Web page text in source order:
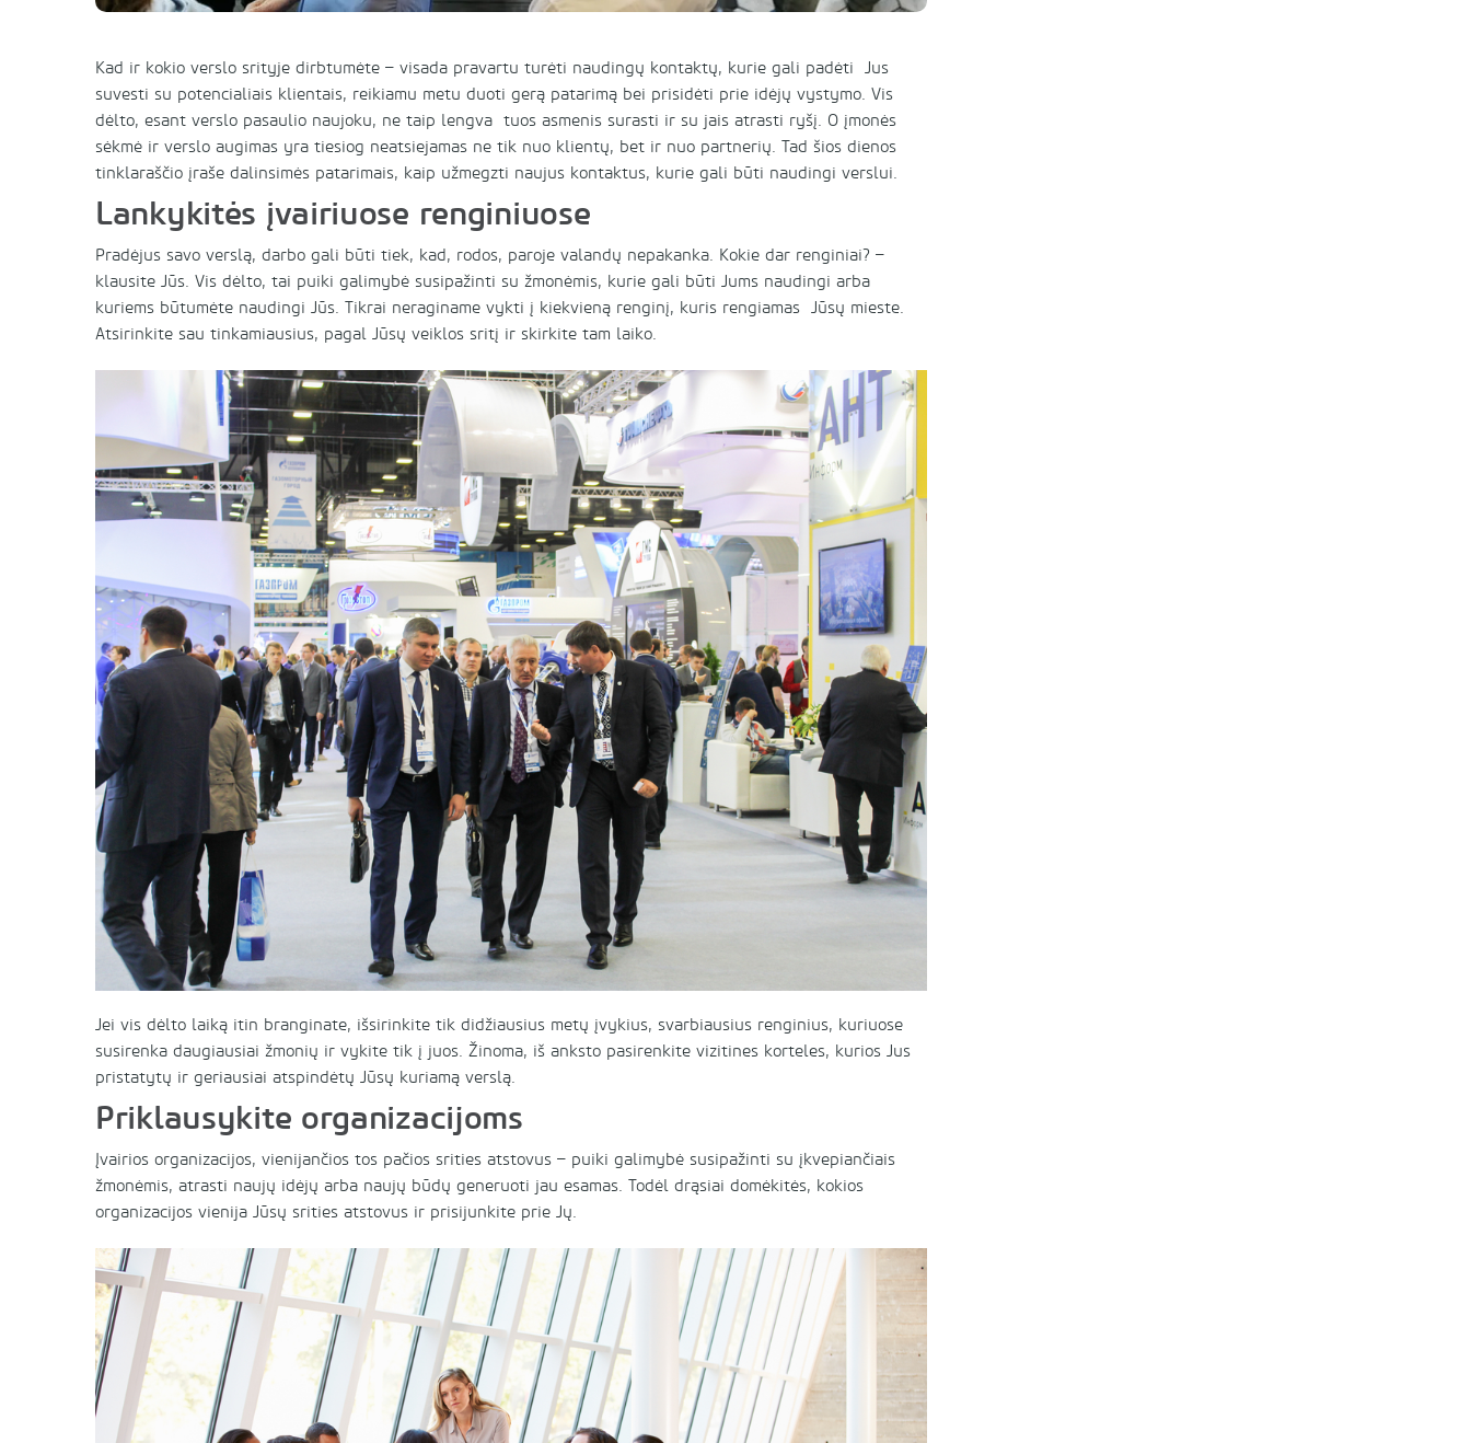
Kad ir kokio verslo srityje dirbtumėte – visada pravartu turėti naudingų kontaktų, kurie gali padėti Jus
suvesti su potencialiais klientais, reikiamu metu duoti gerą patarimą bei prisidėti prie idėjų vystymo. Vis
dėlto, esant verslo pasaulio naujoku, ne taip lengva tuos asmenis surasti ir su jais atrasti ryšį. O įmonės
sėkmė ir verslo augimas yra tiesiog neatsiejamas ne tik nuo klientų, bet ir nuo partnerių. Tad šios dienos
tinklaraščio įraše dalinsimės patarimais, kaip užmegzti naujus kontaktus, kurie gali būti naudingi verslui.
Lankykitės įvairiuose renginiuose
Pradėjus savo verslą, darbo gali būti tiek, kad, rodos, paroje valandų nepakanka. Kokie dar renginiai? –
klausite Jūs. Vis dėlto, tai puiki galimybė susipažinti su žmonėmis, kurie gali būti Jums naudingi arba
kuriems būtumėte naudingi Jūs. Tikrai neraginame vykti į kiekvieną renginį, kuris rengiamas Jūsų mieste.
Atsirinkite sau tinkamiausius, pagal Jūsų veiklos sritį ir skirkite tam laiko.
Jei vis dėlto laiką itin branginate, išsirinkite tik didžiausius metų įvykius, svarbiausius renginius, kuriuose
susirenka daugiausiai žmonių ir vykite tik į juos. Žinoma, iš anksto pasirenkite vizitines korteles, kurios Jus
pristatytų ir geriausiai atspindėtų Jūsų kuriamą verslą.
Priklausykite organizacijoms
Įvairios organizacijos, vienijančios tos pačios srities atstovus – puiki galimybė susipažinti su įkvepiančiais
žmonėmis, atrasti naujų idėjų arba naujų būdų generuoti jau esamas. Todėl drąsiai domėkitės, kokios
organizacijos vienija Jūsų srities atstovus ir prisijunkite prie Jų.